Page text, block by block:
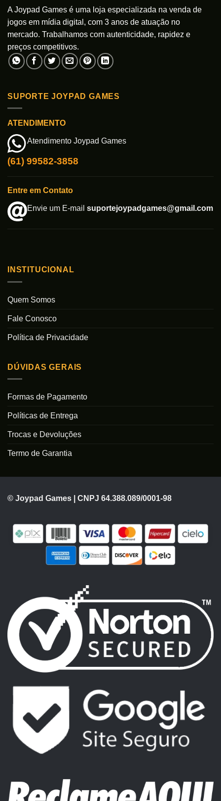
A Joypad Games é uma loja especializada na venda de
jogos em mídia digital, com 3 anos de atuação no
mercado. Trabalhamos com autenticidade, rapidez e
preços competitivos.
SUPORTE JOYPAD GAMES
ATENDIMENTO
Atendimento Joypad Games
(61) 99582-3858
Entre em Contato
Envie um E-mail suportejoypadgames@gmail.com
INSTITUCIONAL
Quem Somos
Fale Conosco
Política de Privacidade
DÚVIDAS GERAIS
Formas de Pagamento
Políticas de Entrega
Trocas e Devoluções
Termo de Garantia
© Joypad Games | CNPJ 64.388.089/0001-98